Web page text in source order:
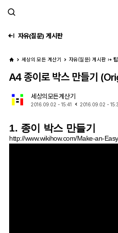
자유(질문) 게시판
세상의 모든 계산기 자유(질문) 게시판
A4 종이로 박스 만들기
세상의모든계산기
2016.09.02 - 15:41 2016.09.02 -
1. 종이 박스 만들기
http://www.wikihow.com/Make-an-